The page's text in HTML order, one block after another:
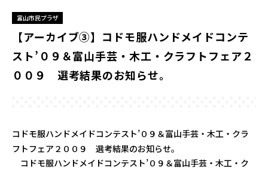
【アーカイブ③】コドモ服ハンドメイドコンテ
スト’０９＆富山手芸・木工・クラフトフェア２
００９ 選考結果のお知らせ。
富山市民プラザ
コドモ服ハンドメイドコンテスト’０９＆富山手芸・木工・クラ
フトフェア２００９ 選考結果のお知らせ。
コドモ服ハンドメイドコンテスト’０９＆富山手芸・木工・ク